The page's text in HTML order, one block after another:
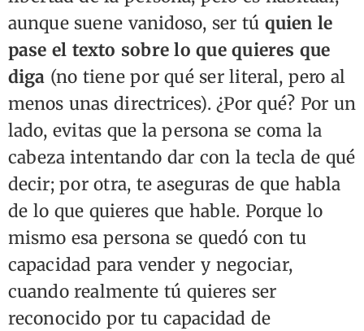
aunque suene vanidoso, ser túquien le
pase el texto sobre lo que quieres que
diga (no tiene por qué ser literal, pero al
menos unas directrices). ¿Por qué? Por un
lado, evitas que la persona se coma la
cabeza intentando dar con la tecla de qué
decir; por otra, te aseguras de que habla
de lo que quieres que hable. Porque lo
mismo esa persona se quedó con tu
capacidad para vender y negociar,
cuando realmente tú quieres ser
reconocido por tu capacidad de